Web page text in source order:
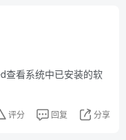
查看系统中已安装的软
评分 回复 分享